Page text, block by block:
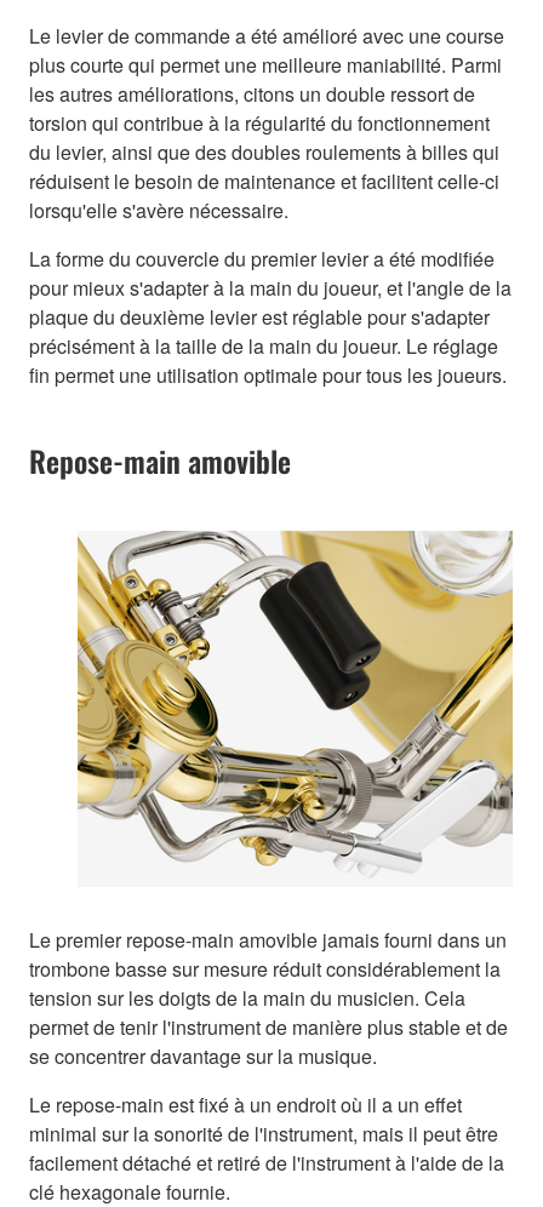
Le levier de commande a été amélioré avec une course
plus courte qui permet une meilleure maniabilité. Parmi
les autres améliorations, citons un double ressort de
torsion qui contribue à la régularité du fonctionnement
du levier, ainsi que des doubles roulements à billes qui
réduisent le besoin de maintenance et facilitent celle-ci
lorsqu'elle s'avère nécessaire.
La forme du couvercle du premier levier a été modifiée
pour mieux s'adapter à la main du joueur, et l'angle de la
plaque du deuxième levier est réglable pour s'adapter
précisément à la taille de la main du joueur. Le réglage
fin permet une utilisation optimale pour tous les joueurs.
Repose-main amovible
Le premier repose-main amovible jamais fourni dans un
trombone basse sur mesure réduit considérablement la
tension sur les doigts de la main du musicien. Cela
permet de tenir l'instrument de manière plus stable et de
se concentrer davantage sur la musique.
Le repose-main est fixé à un endroit où il a un effet
minimal sur la sonorité de l'instrument, mais il peut être
facilement détaché et retiré de l'instrument à l'aide de la
clé hexagonale fournie.